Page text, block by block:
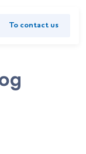
To contact us